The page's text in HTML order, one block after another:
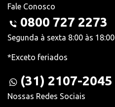
Fale Conosco
0800 727 2273
Segunda à sexta 8:00 às 18:00
*Exceto feriados
(31) 2107-2045
Nossas Redes Sociais